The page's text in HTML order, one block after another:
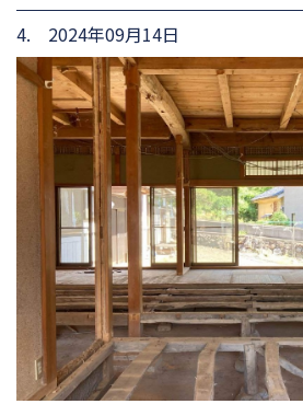
4. 2024年09月14日